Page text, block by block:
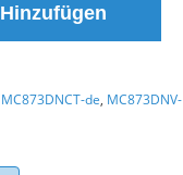
Hinzufügen
MC873DNCT-de, MC873DNV-